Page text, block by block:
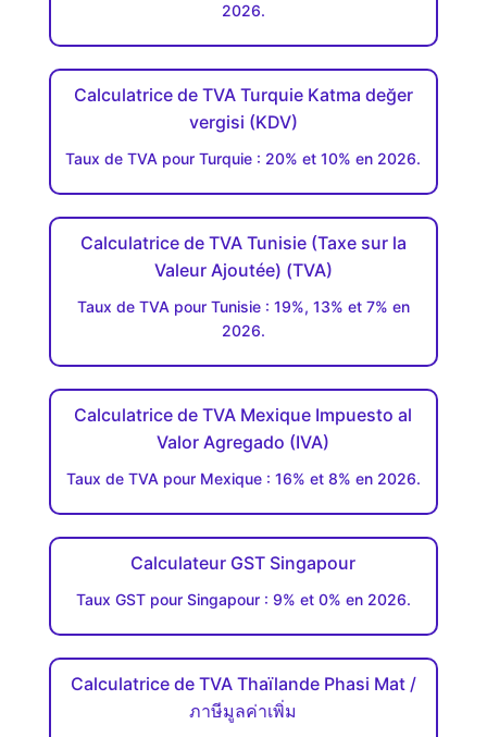
2026.
Calculatrice de TVA Turquie Katma değer
vergisi (KDV)
Taux de TVA pour Turquie : 20% et 10% en 2026.
Calculatrice de TVA Tunisie (Taxe sur la
Valeur Ajoutée) (TVA)
Taux de TVA pour Tunisie : 19%, 13% et 7% en
2026.
Calculatrice de TVA Mexique Impuesto al
Valor Agregado (IVA)
Taux de TVA pour Mexique : 16% et 8% en 2026.
Calculateur GST Singapour
Taux GST pour Singapour : 9% et 0% en 2026.
Calculatrice de TVA Thaïlande Phasi Mat /
ภาษีมูลค่าเพิ่ม